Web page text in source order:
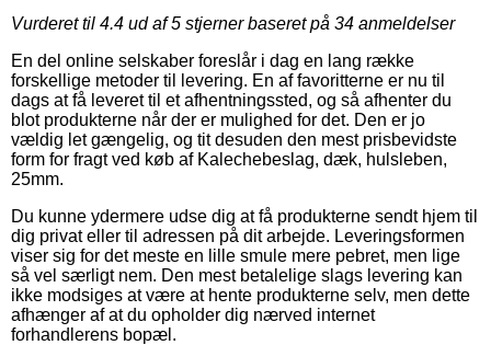
Vurderet til 4.4 ud af 5 stjerner baseret på 34 anmeldelser
En del online selskaber foreslår i dag en lang række
forskellige metoder til levering. En af favoritterne er nu til
dags at få leveret til et afhentningssted, og så afhenter du
blot produkterne når der er mulighed for det. Den er jo
vældig let gængelig, og tit desuden den mest prisbevidste
form for fragt ved køb af Kalechebeslag, dæk, hulsleben,
25mm.
Du kunne ydermere udse dig at få produkterne sendt hjem til
dig privat eller til adressen på dit arbejde. Leveringsformen
viser sig for det meste en lille smule mere pebret, men lige
så vel særligt nem. Den mest betalelige slags levering kan
ikke modsiges at være at hente produkterne selv, men dette
afhænger af at du opholder dig nærved internet
forhandlerens bopæl.